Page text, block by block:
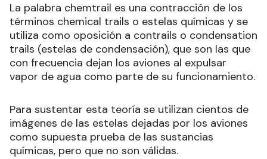
La palabra chemtrail es una contracción de los
términos chemical trails o estelas químicas y se
utiliza como oposición a contrails o condensation
trails (estelas de condensación), que son las que
con frecuencia dejan los aviones al expulsar
vapor de agua como parte de su funcionamiento.
Para sustentar esta teoría se utilizan cientos de
imágenes de las estelas dejadas por los aviones
como supuesta prueba de las sustancias
químicas, pero que no son válidas.